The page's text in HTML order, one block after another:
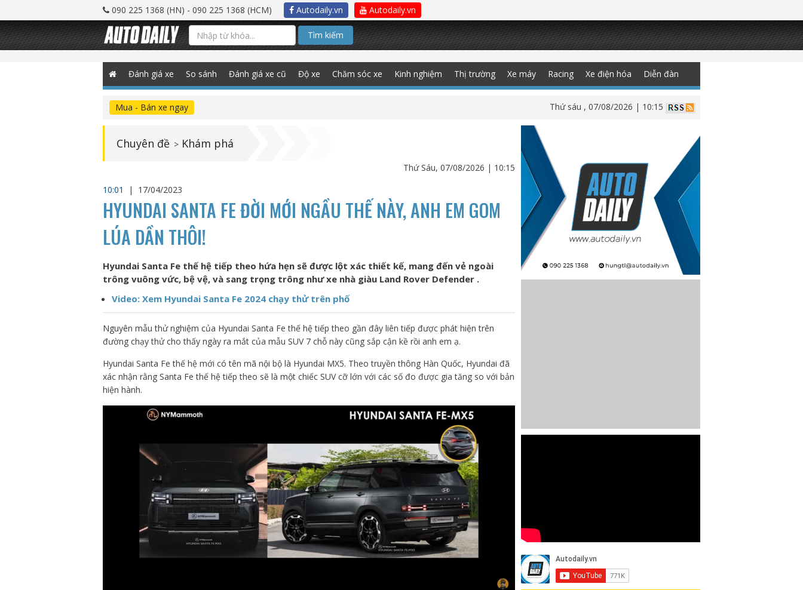
090 225 1368 (HN) - 090 225 1368 (HCM) Autodaily.vn Autodaily.vn
Tìm kiếm
Đánh giá xe So sánh Đánh giá xe cũ Độ xe Chăm sóc xe Kinh nghiệm Thị trường Xe máy Racing Xe điện hóa Diễn đàn
Mua - Bán xe ngay Thứ sáu , 07/08/2026 | 10:15
Chuyên đề > Khám phá
Thứ Sáu, 07/08/2026 | 10:15
10:01
| 17/04/2023
HYUNDAI SANTA FE ĐỜI MỚI NGẦU THẾ NÀY, ANH EM GOM
LÚA DẦN THÔI!
Hyundai Santa Fe thế hệ tiếp theo hứa hẹn sẽ được lột xác thiết kế, mang đến vẻ ngoài
trông vuông vức, bệ vệ, và sang trọng trông như xe nhà giàu Land Rover Defender .
Video: Xem Hyundai Santa Fe 2024 chạy thử trên phố
Nguyên mẫu thử nghiệm của Hyundai Santa Fe thế hệ tiếp theo gần đây liên tiếp được phát hiện trên
đường chạy thử cho thấy ngày ra mắt của mẫu SUV 7 chỗ này cũng sắp cận kề rồi anh em ạ.
Hyundai Santa Fe thế hệ mới có tên mã nội bộ là Hyundai MX5. Theo truyền thông Hàn Quốc, Hyundai đã
xác nhận rằng Santa Fe thế hệ tiếp theo sẽ là một chiếc SUV cỡ lớn với các số đo được gia tăng so với bản
hiện hành.